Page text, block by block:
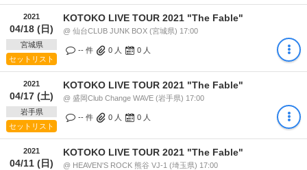
2021
04/18 (日)
宮城県
セットリスト
KOTOKO LIVE TOUR 2021 "The Fable"
@ 仙台CLUB JUNK BOX (宮城県) 17:00
-- 件 0 人 0 人
2021
04/17 (土)
岩手県
セットリスト
KOTOKO LIVE TOUR 2021 "The Fable"
@ 盛岡Club Change WAVE (岩手県) 17:00
-- 件 0 人 0 人
2021
04/11 (日)
KOTOKO LIVE TOUR 2021 "The Fable"
@ HEAVEN'S ROCK 熊谷 VJ-1 (埼玉県) 17:00